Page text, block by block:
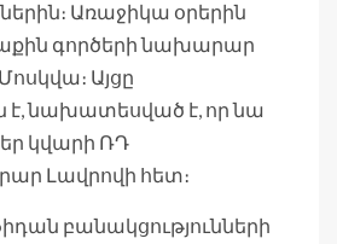
Առաջիկա օրերին
գործերի նախարար
Այցը
նախատեսված է, որ նա
կվարի ՌԴ
Լավրովի հետ։
բանակցությունների